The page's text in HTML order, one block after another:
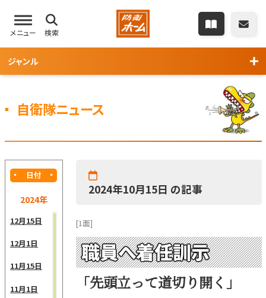
メニュー 検索
ジャンル
自衛隊ニュース
日付
2024年
12月15日
12月1日
11月15日
11月1日
2024年10月15日 の記事
[1面]
職員へ着任訓示
「先頭立って道切り開く」